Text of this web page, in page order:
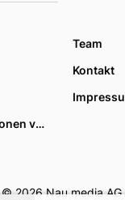
Team
Kontakt
Datenschutzoptionen verwalten
© 2026 Nau media AG